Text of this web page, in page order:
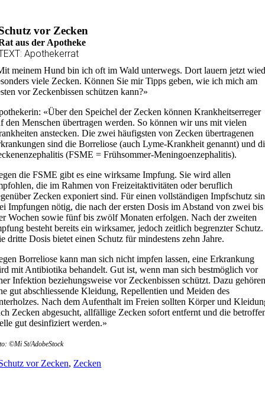
vor Zecken
aus der Apotheke
Apothekerrat
meinem Hund bin ich oft im Wald unterwegs. Dort lauern jetzt
viele Zecken. Können Sie mir Tipps geben, wie ich mich am
vor Zeckenbissen schützen kann?»
«Über den Speichel der Zecken können Krankheitserreger
den Menschen übertragen werden. So können wir uns mit vielen
anstecken. Die zwei häufigsten von Zecken übertragenen
sind die Borreliose (auch Lyme-Krankheit genannt) und
(FSME = Frühsommer-Meningoenzephalitis).
die FSME gibt es eine wirksame Impfung. Sie wird allen
die im Rahmen von Freizeitaktivitäten oder beruflich
Zecken exponiert sind. Für einen vollständigen Impfschutz
Impfungen nötig, die nach der ersten Dosis im Abstand von zwei bis
Wochen sowie fünf bis zwölf Monaten erfolgen. Nach der zweiten
besteht bereits ein wirksamer, jedoch zeitlich begrenzter Schutz.
dritte Dosis bietet einen Schutz für mindestens zehn Jahre.
Borreliose kann man sich nicht impfen lassen, eine Erkrankung
mit Antibiotika behandelt. Gut ist, wenn man sich bestmöglich vor
Infektion beziehungsweise vor Zeckenbissen schützt. Dazu gehören
gut abschliessende Kleidung, Repellentien und Meiden des
Nach dem Aufenthalt im Freien sollten Körper und
Zecken abgesucht, allfällige Zecken sofort entfernt und die
gut desinfiziert werden.»
©Mi St/AdobeStock
vor Zecken, Zecken